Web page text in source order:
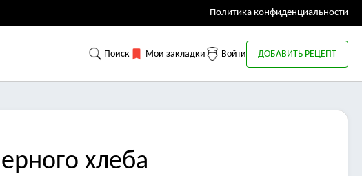
Политика конфиденциальности
Поиск Мои закладки Войти ДОБАВИТЬ РЕЦЕПТ
хлеба